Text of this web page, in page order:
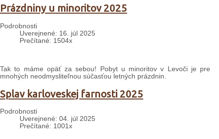
Prázdniny u minoritov 2025
Podrobnosti
Uverejnené: 16. júl 2025
Prečítané: 1504x
Tak to máme opäť za sebou! Pobyt u minoritov v Levoči je pre
mnohých neodmysliteľnou súčasťou letných prázdnin.
Splav karloveskej farnosti 2025
Podrobnosti
Uverejnené: 04. júl 2025
Prečítané: 1001x